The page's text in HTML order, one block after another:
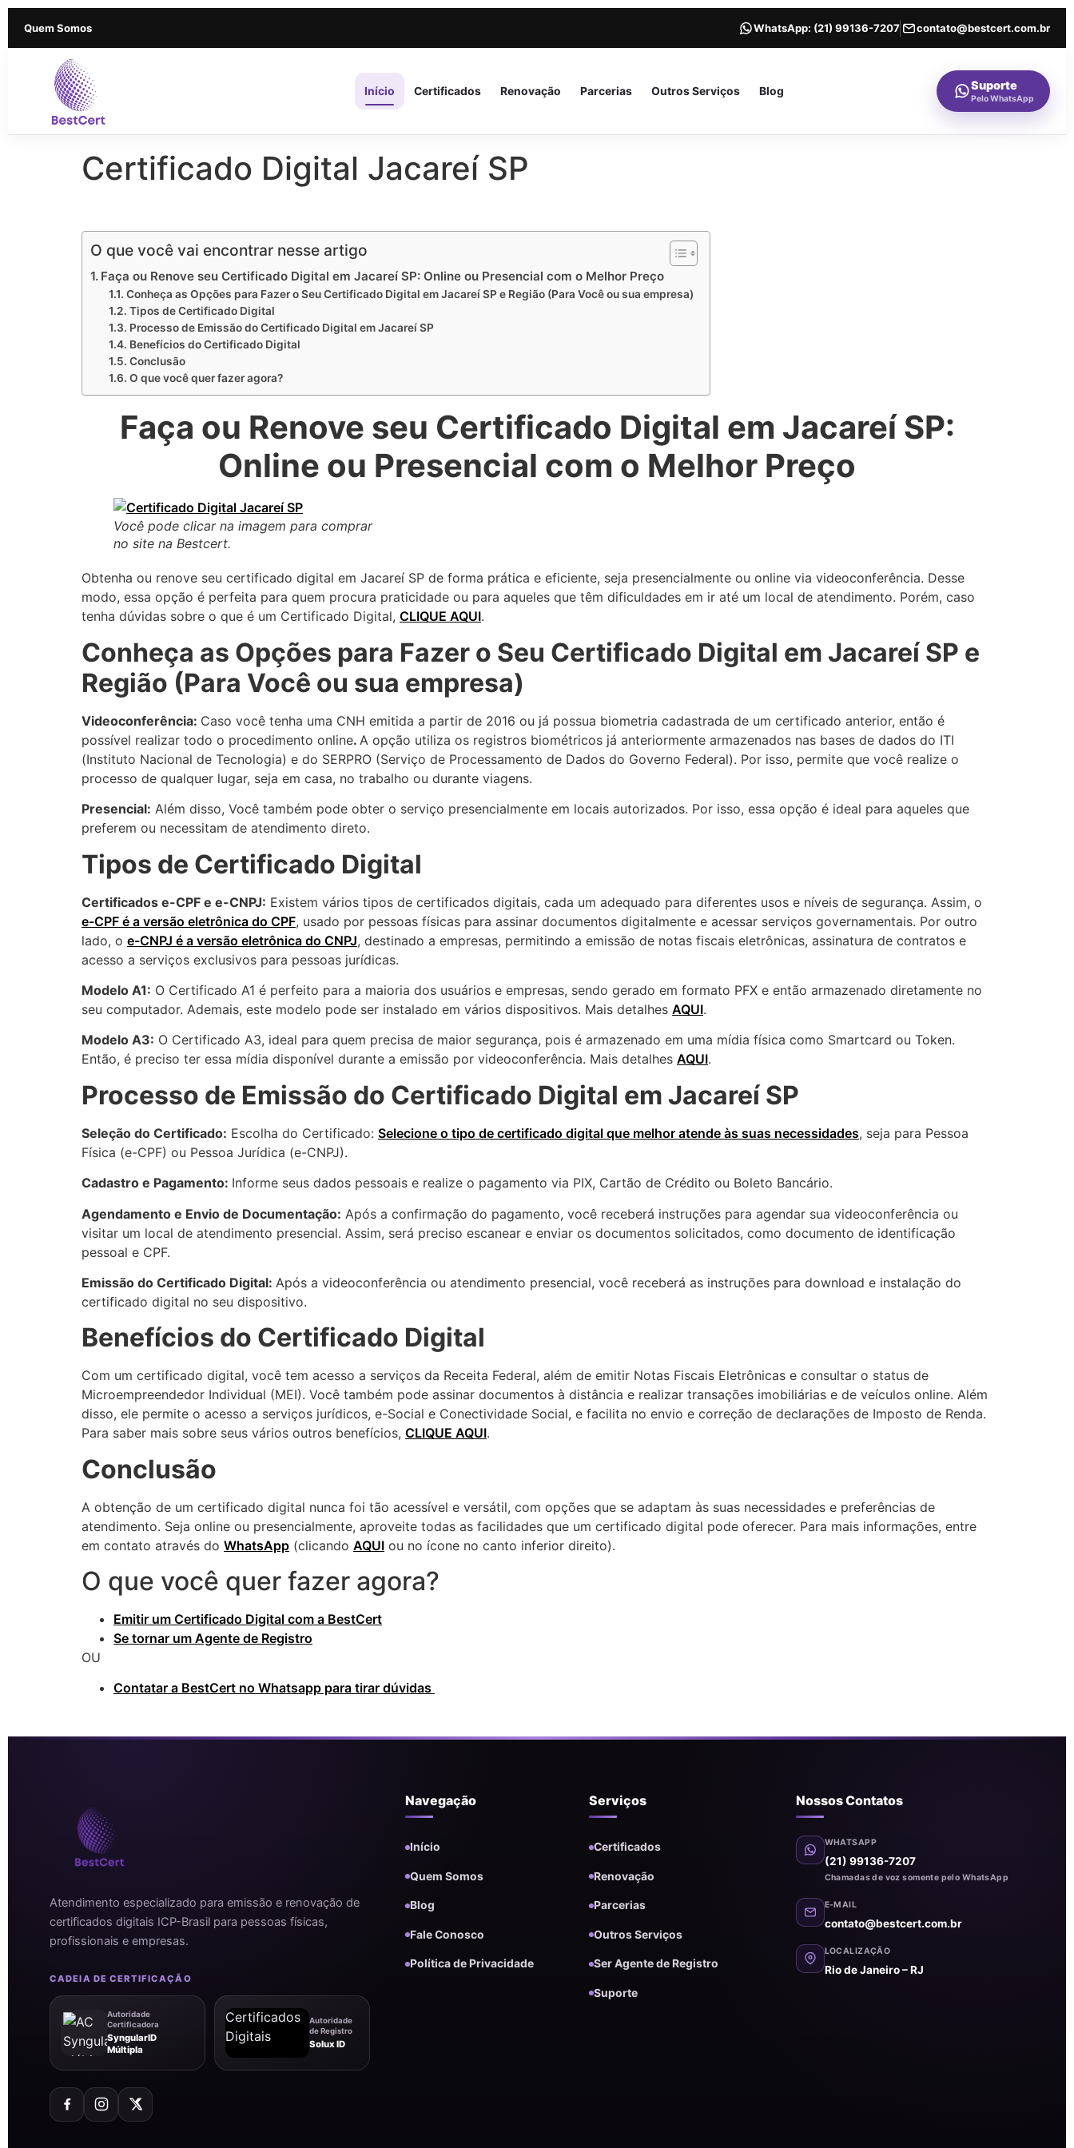
Quem Somos WhatsApp: (21) 99136-7207 contato@bestcert.com.br
Início Certificados Renovação Parcerias Outros Serviços Blog Suporte
Pelo WhatsApp
Certificado Digital Jacareí SP
O que você vai encontrar nesse artigo
Faça ou Renove seu Certificado Digital em Jacareí SP: Online ou Presencial com o Melhor Preço
Conheça as Opções para Fazer o Seu Certificado Digital em Jacareí SP e Região (Para Você ou sua empresa)
Tipos de Certificado Digital
Processo de Emissão do Certificado Digital em Jacareí SP
Benefícios do Certificado Digital
Conclusão
O que você quer fazer agora?
Faça ou Renove seu Certificado Digital em Jacareí SP:
Online ou Presencial com o Melhor Preço
Você pode clicar na imagem para comprar
no site na Bestcert.
Obtenha ou renove seu certificado digital em Jacareí SP de forma prática e eficiente, seja presencialmente ou online via videoconferência. Desse
modo, essa opção é perfeita para quem procura praticidade ou para aqueles que têm dificuldades em ir até um local de atendimento. Porém, caso
tenha dúvidas sobre o que é um Certificado Digital, CLIQUE AQUI.
Conheça as Opções para Fazer o Seu Certificado Digital em Jacareí SP e
Região (Para Você ou sua empresa)
Videoconferência: Caso você tenha uma CNH emitida a partir de 2016 ou já possua biometria cadastrada de um certificado anterior, então é
possível realizar todo o procedimento online. A opção utiliza os registros biométricos já anteriormente armazenados nas bases de dados do ITI
(Instituto Nacional de Tecnologia) e do SERPRO (Serviço de Processamento de Dados do Governo Federal). Por isso, permite que você realize o
processo de qualquer lugar, seja em casa, no trabalho ou durante viagens.
Presencial: Além disso, Você também pode obter o serviço presencialmente em locais autorizados. Por isso, essa opção é ideal para aqueles que
preferem ou necessitam de atendimento direto.
Tipos de Certificado Digital
Certificados e-CPF e e-CNPJ: Existem vários tipos de certificados digitais, cada um adequado para diferentes usos e níveis de segurança. Assim, o
e-CPF é a versão eletrônica do CPF, usado por pessoas físicas para assinar documentos digitalmente e acessar serviços governamentais. Por outro
lado, o e-CNPJ é a versão eletrônica do CNPJ, destinado a empresas, permitindo a emissão de notas fiscais eletrônicas, assinatura de contratos e
acesso a serviços exclusivos para pessoas jurídicas.
Modelo A1: O Certificado A1 é perfeito para a maioria dos usuários e empresas, sendo gerado em formato PFX e então armazenado diretamente no
seu computador. Ademais, este modelo pode ser instalado em vários dispositivos. Mais detalhes AQUI.
Modelo A3: O Certificado A3, ideal para quem precisa de maior segurança, pois é armazenado em uma mídia física como Smartcard ou Token.
Então, é preciso ter essa mídia disponível durante a emissão por videoconferência. Mais detalhes AQUI.
Processo de Emissão do Certificado Digital em Jacareí SP
Seleção do Certificado: Escolha do Certificado: Selecione o tipo de certificado digital que melhor atende às suas necessidades, seja para Pessoa
Física (e-CPF) ou Pessoa Jurídica (e-CNPJ).
Cadastro e Pagamento: Informe seus dados pessoais e realize o pagamento via PIX, Cartão de Crédito ou Boleto Bancário.
Agendamento e Envio de Documentação: Após a confirmação do pagamento, você receberá instruções para agendar sua videoconferência ou
visitar um local de atendimento presencial. Assim, será preciso escanear e enviar os documentos solicitados, como documento de identificação
pessoal e CPF.
Emissão do Certificado Digital: Após a videoconferência ou atendimento presencial, você receberá as instruções para download e instalação do
certificado digital no seu dispositivo.
Benefícios do Certificado Digital
Com um certificado digital, você tem acesso a serviços da Receita Federal, além de emitir Notas Fiscais Eletrônicas e consultar o status de
Microempreendedor Individual (MEI). Você também pode assinar documentos à distância e realizar transações imobiliárias e de veículos online. Além
disso, ele permite o acesso a serviços jurídicos, e-Social e Conectividade Social, e facilita no envio e correção de declarações de Imposto de Renda.
Para saber mais sobre seus vários outros benefícios, CLIQUE AQUI.
Conclusão
A obtenção de um certificado digital nunca foi tão acessível e versátil, com opções que se adaptam às suas necessidades e preferências de
atendimento. Seja online ou presencialmente, aproveite todas as facilidades que um certificado digital pode oferecer. Para mais informações, entre
em contato através do WhatsApp (clicando AQUI ou no ícone no canto inferior direito).
O que você quer fazer agora?
Emitir um Certificado Digital com a BestCert
Se tornar um Agente de Registro
OU
Contatar a BestCert no Whatsapp para tirar dúvidas
Atendimento especializado para emissão e renovação de
certificados digitais ICP-Brasil para pessoas físicas,
profissionais e empresas.
CADEIA DE CERTIFICAÇÃO
Autoridade
Certificadora
SyngularID
Múltipla
Autoridade
de Registro
Solux ID
Navegação
Início
Quem Somos
Blog
Fale Conosco
Política de Privacidade
Serviços
Certificados
Renovação
Parcerias
Outros Serviços
Ser Agente de Registro
Suporte
Nossos Contatos
WHATSAPP
(21) 99136-7207
Chamadas de voz somente pelo WhatsApp
E-MAIL
contato@bestcert.com.br
LOCALIZAÇÃO
Rio de Janeiro – RJ